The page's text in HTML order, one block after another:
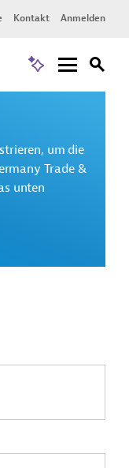
Kontakt Anmelden
um die
Trade &
unten